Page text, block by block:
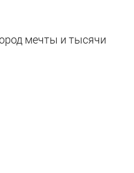
мечты и тысячи